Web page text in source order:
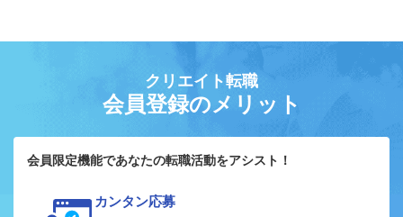
クリエイト転職
会員登録のメリット
会員限定機能であなたの転職活動をアシスト！
カンタン応募